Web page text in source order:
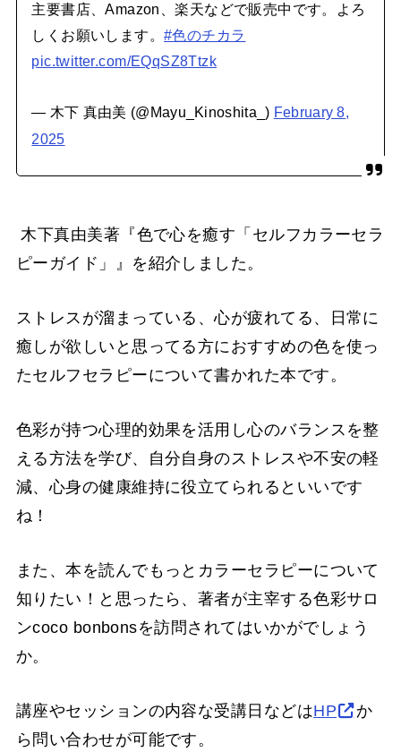
主要書店、Amazon、楽天などで販売中です。よろ
しくお願いします。#色のチカラ
pic.twitter.com/EQqSZ8Ttzk
— 木下 真由美 (@Mayu_Kinoshita_) February 8,
2025
木下真由美著『色で心を癒す「セルフカラーセラ
ピーガイド」』 を紹介しました。
ストレスが溜まっている、心が疲れてる、日常に
癒しが欲しいと思ってる方におすすめの色を使っ
たセルフセラピーについて書かれた本です。
色彩が持つ心理的効果を活用し心のバランスを整
える方法を学び、自分自身のストレスや不安の軽
減、心身の健康維持に役立てられるといいです
ね！
また、本を読んでもっとカラーセラピーについて
知りたい！と思ったら、著者が主宰する色彩サロ
ンcoco bonbonsを訪問されてはいかがでしょう
か。
講座やセッションの内容な受講日などはHP
か
ら問い合わせが可能です。